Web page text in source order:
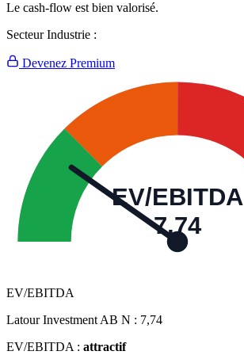
Le cash-flow est bien valorisé.
Secteur Industrie :
Devenez Premium
EV/EBITDA
7,74
EV/EBITDA
Latour Investment AB N : 7,74
EV/EBITDA : attractif